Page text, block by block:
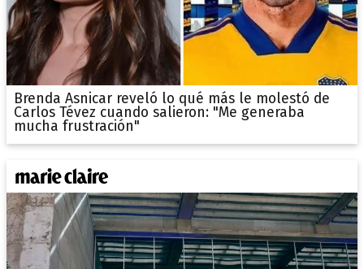
Brenda Asnicar reveló lo qué más le molestó de
Carlos Tévez cuando salieron: "Me generaba
mucha frustración"